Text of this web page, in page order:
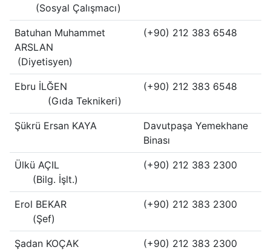
(Sosyal Çalışmacı)
Batuhan Muhammet
ARSLAN
(Diyetisyen)
(+90) 212 383 6548
Ebru İLĞEN
(Gıda Teknikeri)
(+90) 212 383 6548
Şükrü Ersan KAYA
Davutpaşa Yemekhane
Binası
Ülkü AÇIL
(Bilg. İşlt.)
(+90) 212 383 2300
Erol BEKAR
(Şef)
(+90) 212 383 2300
Şadan KOÇAK
(+90) 212 383 2300